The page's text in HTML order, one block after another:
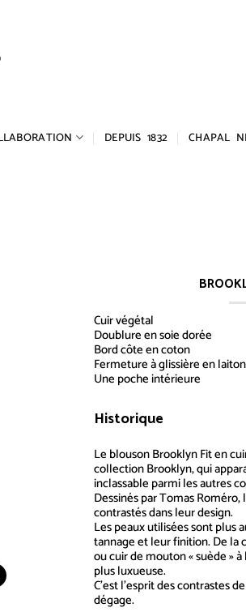
DEPUIS 1832 CHAPAL
Cuir végétal
Doublure en soie dorée
Bord côte en coton
Fermeture à glissière en
Une poche intérieure
Historique
Le blouson Brooklyn Fit en
collection Brooklyn, qui
inclassable parmi les autres
Dessinés par Tomas
contrastés dans leur design.
Les peaux utilisées sont plus
tannage et leur finition. De la
ou cuir de mouton « suède »
plus luxueuse.
C’est l’esprit des contrastes
dégage.